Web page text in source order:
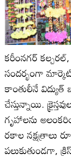
కరీంనగర్‌
సందర్భంగా
కాంతులీనే విద్యుత్‌
చేస్తున్నాయి.
గృహాలను
రకాల నక్షత్రాలు
పలుకుతుండగా,